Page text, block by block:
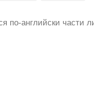
по-английски части